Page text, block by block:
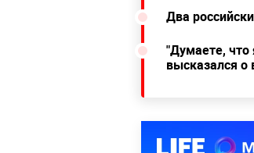
Два
"Думаете, что
высказался о